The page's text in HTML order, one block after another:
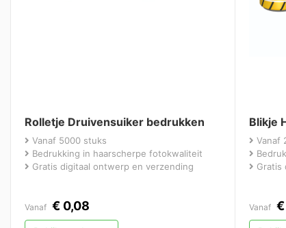
Rolletje Druivensuiker bedrukken
Vanaf 5000 stuks
Bedrukking in haarscherpe fotokwaliteit
Gratis digitaal ontwerp en verzending
Vanaf € 0,08
Blikje
Vanaf
Gratis
Vanaf €